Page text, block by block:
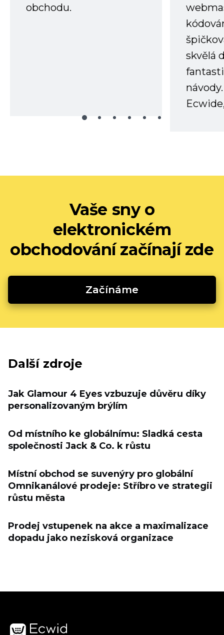
obchodu.
skvělá
Vaše sny o
elektronickém
obchodování začínají zde
Začínáme
Další zdroje
Jak Glamour 4 Eyes vzbuzuje důvěru díky
personalizovaným brýlím
Od místního ke globálnímu: Sladká cesta
společnosti Jack & Co. k růstu
Místní obchod se suvenýry pro globální
Omnikanálové prodeje: Stříbro ve strategii
růstu města
Prodej vstupenek na akce a maximalizace
dopadu jako nezisková organizace